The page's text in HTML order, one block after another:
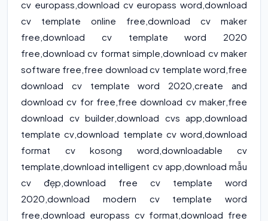
cv europass download cv europass word download
cv template online free download cv maker
free download cv template word 2020
free download cv format simple ,download cv maker
software free free download cv template word free
download cv template word 2020 ,create and
download cv for free free download cv maker free
download cv builder download cvs app download
template cv ,download template cv word download
format cv kosong word downloadable cv
template download intelligent cv app download mẫu
cv đẹp download free cv template word
2020 download modern cv template word
free download europass cv format ,download free